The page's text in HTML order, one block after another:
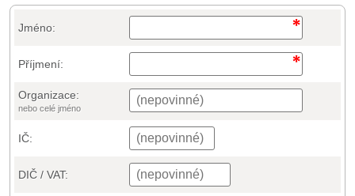
Jméno:
Příjmení:
Organizace:
nebo celé jméno
IČ:
DIČ / VAT: